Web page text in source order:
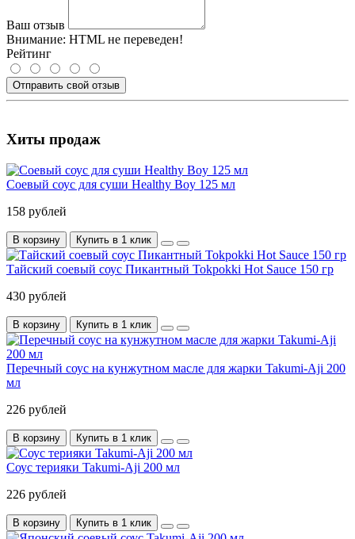
Ваш отзыв
Внимание: HTML не переведен!
Рейтинг
Отправить свой отзыв
Хиты продаж
Соевый соус для суши Healthy Boy 125 мл
158 рублей
В корзину Купить в 1 клик
Тайский соевый соус Пикантный Tokpokki Hot Sauce 150 гр
430 рублей
В корзину Купить в 1 клик
Перечный соус на кунжутном масле для жарки Takumi-Aji 200
мл
226 рублей
В корзину Купить в 1 клик
Соус терияки Takumi-Aji 200 мл
226 рублей
В корзину Купить в 1 клик